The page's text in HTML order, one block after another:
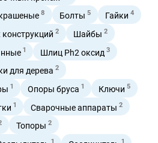
8 Болты 5 Гайки 4
2 Шайбы 2
1 Шлиц Ph2 оксид 3
для дерева 2
1 Опоры бруса 1 Ключи 5
1 Сварочные аппараты 2
Топоры 2
1 1